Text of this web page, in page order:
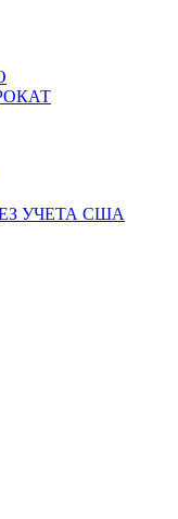
УЧЕТА США